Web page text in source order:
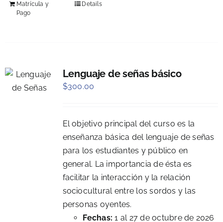
Matrícula y
Pago
Details
Lenguaje de señas básico
$300.00
El objetivo principal del curso es la
enseñanza básica del lenguaje de señas
para los estudiantes y público en
general. La importancia de ésta es
facilitar la interacción y la relación
sociocultural entre los sordos y las
personas oyentes.
Fechas:1 al 27 de octubre de 2026